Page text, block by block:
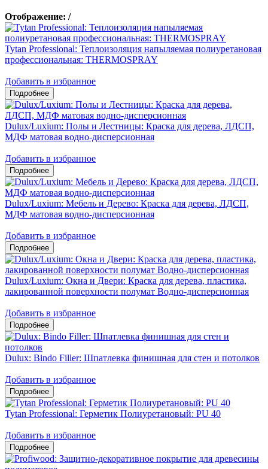
Отображение: /
Tytan Professional: Теплоизоляция напыляемая полиуретановая
профессиональная: THERMOSPRAY
Добавить в избранное
Dulux/Luxium: Полы и Лестницы: Краска для дерева, ЛДСП,
МДФ матовая водно-дисперсионная
Добавить в избранное
Dulux/Luxium: Мебель и Дерево: Краска для дерева, ЛДСП,
МДФ матовая водно-дисперсионная
Добавить в избранное
Dulux/Luxium: Окна и Двери: Краска для дерева, пластика,
лакированной поверхности полумат Водно-дисперсионная
Добавить в избранное
Dulux: Bindo Filler: Шпатлевка финишная для стен и потолков
Добавить в избранное
Tytan Professional: Герметик Полиуретановый: PU 40
Добавить в избранное